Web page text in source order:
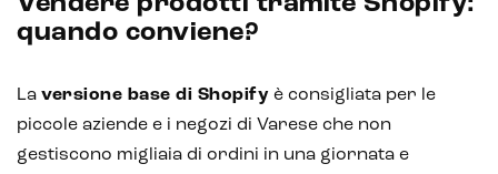
quando conviene?
La versione base di Shopify è consigliata per le
piccole aziende e i negozi di Varese che non
gestiscono migliaia di ordini in una giornata e